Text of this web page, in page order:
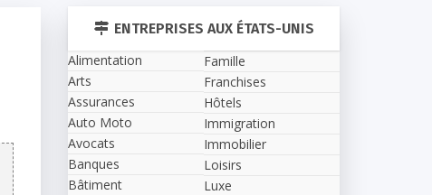
ENTREPRISES AUX ÉTATS-UNIS
Alimentation
Arts
Assurances
Auto Moto
Avocats
Banques
Bâtiment
Famille
Franchises
Hôtels
Immigration
Immobilier
Loisirs
Luxe